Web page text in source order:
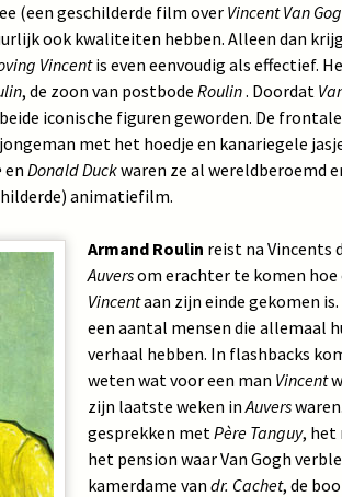
(een geschilderde film over Vincent Van
ook kwaliteiten hebben. Alleen dan
Vincentis even eenvoudig als effectief.
, de zoon van postbode Roulin. Doordat
iconische figuren geworden. De
met het hoedje en kanariegele
en Donald Duckwaren ze al wereldberoemd
animatiefilm.
Armand Roulin reist na Vincents
Auversom erachter te komen hoe
Vincentaan zijn einde gekomen
een aantal mensen die allemaal
verhaal hebben. In flashbacks
weten wat voor een man Vincent
zijn laatste weken inAuverswaren.
gesprekken metPère Tanguy, het
het pension waar Van Gogh
kamerdame van dr. Cachet, de